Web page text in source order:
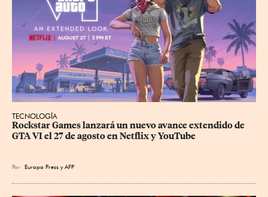
TECNOLOGÍA
Rockstar Games lanzará un nuevo avance extendido de
GTA VI el 27 de agosto en Netflix y YouTube
Por Europa Press yAFP